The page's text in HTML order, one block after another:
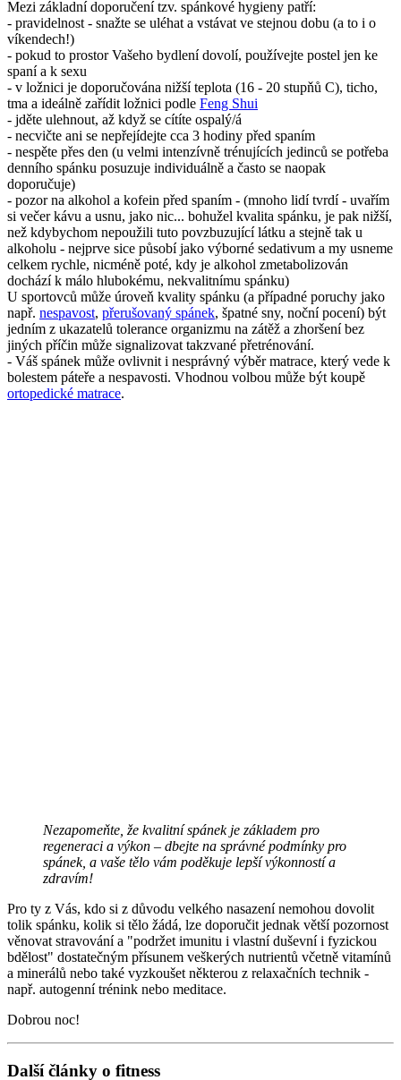
víkendech!)
- pokud to prostor Vašeho bydlení dovolí, používejte postel jen ke
spaní a k sexu
- v ložnici je doporučována nižší teplota (16 - 20 stupňů C), ticho,
tma a ideálně zařídit ložnici podle
- jděte ulehnout, až když se cítíte ospalý/á
- necvičte ani se nepřejídejte cca 3 hodiny před spaním
- nespěte přes den (u velmi intenzívně trénujících jedinců se potřeba
denního spánku posuzuje individuálně a často se naopak
doporučuje)
- pozor na alkohol a kofein před spaním - (mnoho lidí tvrdí - uvařím
si večer kávu a usnu, jako nic... bohužel kvalita spánku, je pak nižší,
než kdybychom nepoužili tuto povzbuzující látku a stejně tak u
alkoholu - nejprve sice působí jako výborné sedativum a my usneme
celkem rychle, nicméně poté, kdy je alkohol zmetabolizován
dochází k málo hlubokému, nekvalitnímu spánku)
U sportovců může úroveň kvality spánku (a případné poruchy jako
např.nespavost ,přerušovaný spánek, špatné sny, noční pocení) být
jedním z ukazatelů tolerance organizmu na zátěž a zhoršení bez
jiných příčin může signalizovat takzvané přetrénování.
- Váš spánek může ovlivnit i nesprávný výběr matrace, který vede k
bolestem páteře a nespavosti. Vhodnou volbou může být koupě
ortopedické matrace.
spánek, a vaše tělo vám poděkuje lepší výkonností a
zdravím!
Pro ty z Vás, kdo si z důvodu velkého nasazení nemohou dovolit
věnovat stravování a "podržet imunitu i vlastní duševní i fyzickou
bdělost" dostatečným přísunem veškerých nutrientů včetně vitamínů
a minerálů nebo také vyzkoušet některou z relaxačních technik -
např. autogenní trénink nebo meditace.
Dobrou noc!
Další články o fitness
Jak na efektivní regeneraci svalů po výkonu – tipy pro